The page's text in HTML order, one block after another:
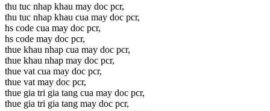
thu tuc nhap khau may doc pcr,
thu tuc nhap khau cua may doc pcr,
hs code cua may doc pcr,
hs code may doc pcr,
thue khau nhap cua may doc pcr,
thue khau nhap may doc pcr,
thue vat cua may doc pcr,
thue vat may doc pcr,
thue gia tri gia tang cua may doc pcr,
thue gia tri gia tang may doc pcr,